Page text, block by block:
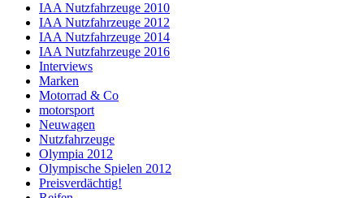
IAA Nutzfahrzeuge 2010
IAA Nutzfahrzeuge 2012
IAA Nutzfahrzeuge 2014
IAA Nutzfahrzeuge 2016
Interviews
Marken
Motorrad & Co
motorsport
Neuwagen
Nutzfahrzeuge
Olympia 2012
Olympische Spielen 2012
Preisverdächtig!